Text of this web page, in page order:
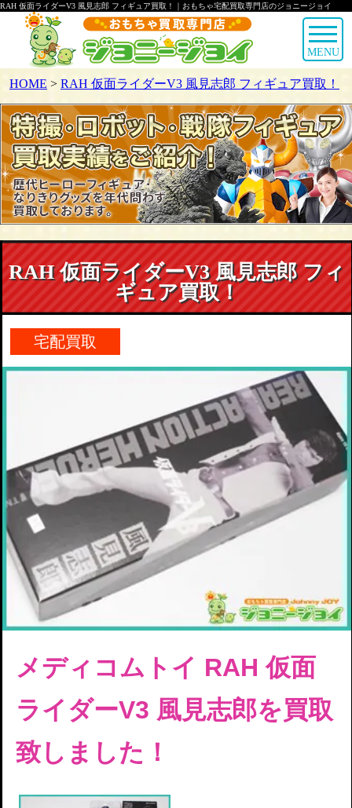
RAH 仮面ライダーV3 風見志郎 フィギュア買取！｜おもちゃ宅配買取専門店のジョニージョイ
MENU
HOME > RAH 仮面ライダーV3 風見志郎 フィギュア買取！
RAH 仮面ライダーV3 風見志郎 フィ
ギュア買取！
宅配買取
メディコムトイ RAH 仮面
ライダーV3 風見志郎を買取
致しました！